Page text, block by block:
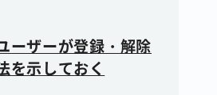
ーザーが登録・解除
を示しておく